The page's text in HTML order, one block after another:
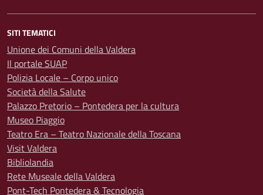
SITI TEMATICI
Unione dei Comuni della Valdera
Il portale SUAP
Polizia Locale – Corpo unico
Società della Salute
Palazzo Pretorio – Pontedera per la cultura
Museo Piaggio
Teatro Era – Teatro Nazionale della Toscana
Visit Valdera
Bibliolandia
Rete Museale della Valdera
Pont-Tech Pontedera & Tecnologia